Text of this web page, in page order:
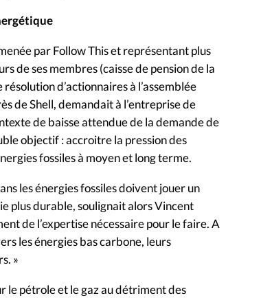
par Follow This et représentant plus
de ses membres (caisse de pension de la
d’actionnaires à l’assemblée
de Shell, demandait à l’entreprise de
de baisse attendue de la demande de
objectif : accroitre la pression des
fossiles à moyen et long terme.
les énergies fossiles doivent jouer un
plus durable, soulignait alors Vincent
de l’expertise nécessaire pour le faire. A
les énergies bas carbone, leurs
»
le pétrole et le gaz au détriment des